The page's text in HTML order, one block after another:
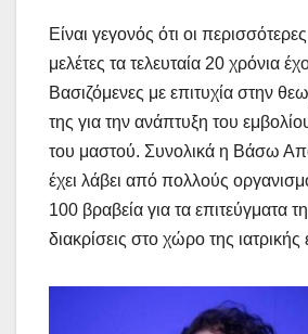
Είναι γεγονός ότι οι
μελέτες τα τελευταία 20 χρόνια
Βασιζόμενες με επιτυχία στην
της για την ανάπτυξη του
του μαστού. Συνολικά η Βάσω
έχει λάβει από πολλούς
100 βραβεία για τα επιτεύγματα
διακρίσεις στο χώρο της ιατρικής